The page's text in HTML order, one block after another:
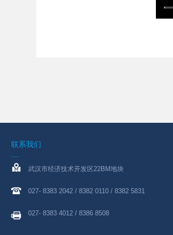
联系我们
武汉市经济技术开发区22BM地块
027- 8383 2042 / 8382 0110 / 8382 5831
027- 8383 4012 / 8386 8508